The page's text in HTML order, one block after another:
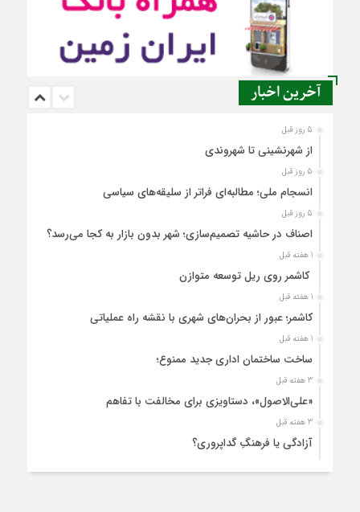
آخرین اخبار
5 روز قبل
از شهرنشینی تا شهروندی
5 روز قبل
انسجام ملی؛ مطالبه‌ای فراتر از سلیقه‌های سیاسی
5 روز قبل
اصناف در حاشیه تصمیم‌سازی؛ شهر بدون بازار به کجا می‌رسد؟
1 هفته قبل
کاشمر روی ریل توسعه متوازن
1 هفته قبل
کاشمر؛ عبور از بحران‌های شهری با نقشه راه عملیاتی
1 هفته قبل
ساخت ساختمان اداری جدید ممنوع؛
3 هفته قبل
«علی‌الاصول»، دستاویزی برای مخالفت با تفاهم
3 هفته قبل
آزادگی یا فرهنگِ گداپروری؟